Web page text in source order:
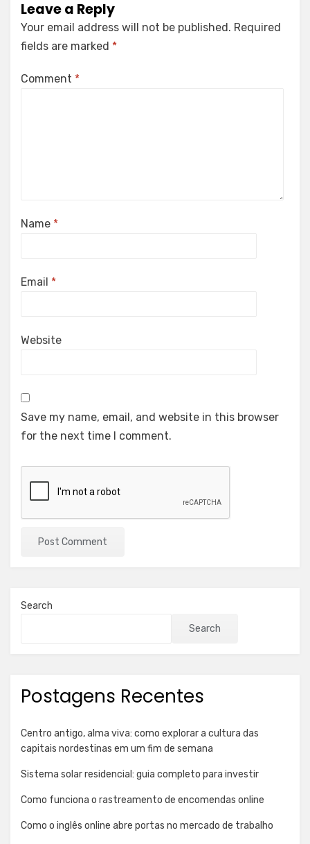
Leave a Reply
Your email address will not be published. Required
fields are marked *
Comment *
Name *
Email *
Website
Save my name, email, and website in this browser
for the next time I comment.
Search
Search
Postagens Recentes
Centro antigo, alma viva: como explorar a cultura das
capitais nordestinas em um fim de semana
Sistema solar residencial: guia completo para investir
Como funciona o rastreamento de encomendas online
Como o inglês online abre portas no mercado de trabalho